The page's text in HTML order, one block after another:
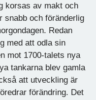
korsas av makt och
snabb och föränderlig
Redan
med att odla sin
mot 1700-talets nya
tankarna blev gamla
att utveckling är
förändring. Det